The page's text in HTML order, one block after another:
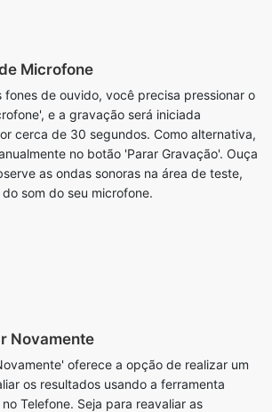
Microfone
fones de ouvido, você precisa pressionar o
e a gravação será iniciada
cerca de 30 segundos. Como alternativa,
no botão 'Parar Gravação'. Ouça
as ondas sonoras na área de teste,
som do seu microfone.
Novamente
oferece a opção de realizar um
os resultados usando a ferramenta
Telefone. Seja para reavaliar as